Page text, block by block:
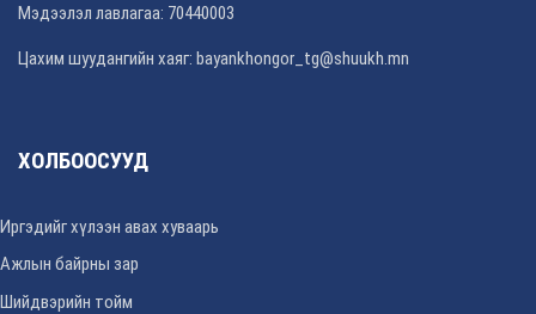
Мэдээлэл лавлагаа: 70440003
Цахим шуудангийн хаяг: bayankhongor_tg@shuukh.mn
ХОЛБООСУУД
Иргэдийг хүлээн авах хуваарь
Ажлын байрны зар
Шийдвэрийн тойм